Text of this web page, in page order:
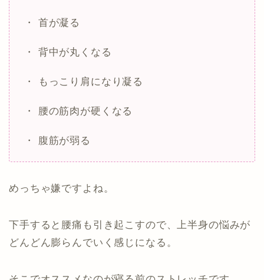
・ 首が凝る
・ 背中が丸くなる
・ もっこり肩になり凝る
・ 腰の筋肉が硬くなる
・ 腹筋が弱る
めっちゃ嫌ですよね。
下手すると腰痛も引き起こすので、上半身の悩みが
どんどん膨らんでいく感じになる。